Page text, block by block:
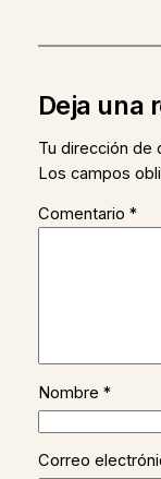
Deja una
Tu dirección de
Los campos
Comentario *
Nombre *
Correo